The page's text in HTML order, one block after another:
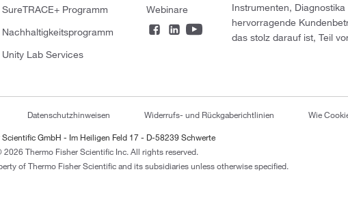
SureTRACE+ Programm
Nachhaltigkeitsprogramm
Unity Lab Services
Webinare
Instrumenten,
hervorragende
das stolz darauf ist, Teil
Datenschutzhinweisen Widerrufs- und Rückgaberichtlinien Wie
Scientific GmbH - Im Heiligen Feld 17 - D-58239 Schwerte
2026 Thermo Fisher Scientific Inc. All rights reserved.
of Thermo Fisher Scientific and its subsidiaries unless otherwise specified.